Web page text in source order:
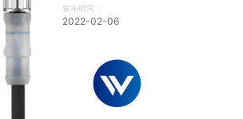
发布时间：
2022-02-06